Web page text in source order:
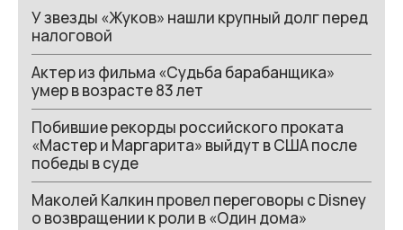
У звезды «Жуков» нашли крупный долг перед
налоговой
Актер из фильма «Судьба барабанщика»
умер в возрасте 83 лет
Побившие рекорды российского проката
«Мастер и Маргарита» выйдут в США после
победы в суде
Маколей Калкин провел переговоры с Disney
о возвращении к роли в «Один дома»